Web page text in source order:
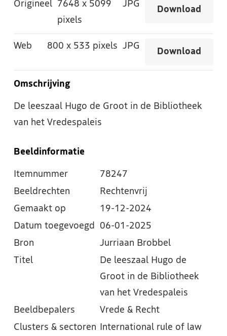
Origineel 7648 x 5099
pixels
JPG
Download
Web 800 x 533 pixels JPG
Download
Omschrijving
De leeszaal Hugo de Groot in de Bibliotheek
van het Vredespaleis
Beeldinformatie
Itemnummer
78247
Beeldrechten
Rechtenvrij
Gemaakt op
19-12-2024
Datum toegevoegd
06-01-2025
Bron
Jurriaan Brobbel
Titel
De leeszaal Hugo de
Groot in de Bibliotheek
van het Vredespaleis
Beeldbepalers
Vrede & Recht
Clusters & sectoren International rule of law